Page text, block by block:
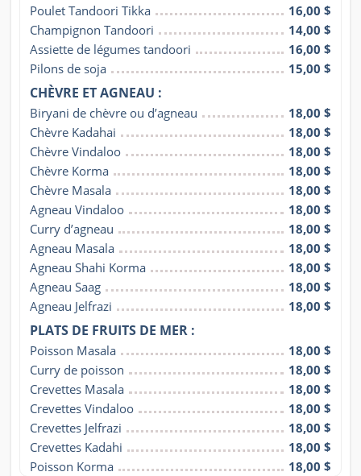
Poulet Tandoori Tikka
16,00 $
Champignon Tandoori
14,00 $
Assiette de légumes tandoori
16,00 $
Pilons de soja
15,00 $
CHÈVRE ET AGNEAU :
Biryani de chèvre ou d’agneau
18,00 $
Chèvre Kadahai
18,00 $
Chèvre Vindaloo
18,00 $
Chèvre Korma
18,00 $
Chèvre Masala
18,00 $
Agneau Vindaloo
18,00 $
Curry d’agneau
18,00 $
Agneau Masala
18,00 $
Agneau Shahi Korma
18,00 $
Agneau Saag
18,00 $
Agneau Jelfrazi
18,00 $
PLATS DE FRUITS DE MER :
Poisson Masala
18,00 $
Curry de poisson
18,00 $
Crevettes Masala
18,00 $
Crevettes Vindaloo
18,00 $
Crevettes Jelfrazi
18,00 $
Crevettes Kadahi
18,00 $
Poisson Korma
18,00 $